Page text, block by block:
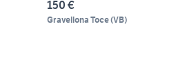
150 €
Gravellona Toce(VB)